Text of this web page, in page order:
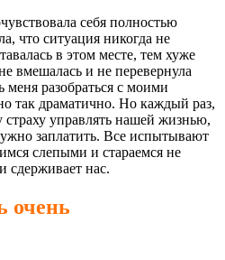
себя полностью
что ситуация никогда не
в этом месте, тем хуже
вмешалась и не перевернула
разобраться с моими
так драматично. Но каждый раз,
управлять нашей жизнью,
заплатить. Все испытывают
слепыми и стараемся не
сдерживает нас.
очень